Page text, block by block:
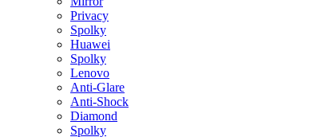
Privacy
Spolky
Huawei
Spolky
Lenovo
Anti-Glare
Anti-Shock
Diamond
Spolky